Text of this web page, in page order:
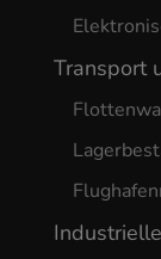
Transport